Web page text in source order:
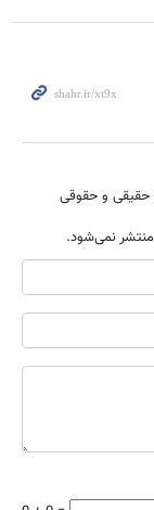
حقیقی و حقوقی
منتشر نمی‌شود.